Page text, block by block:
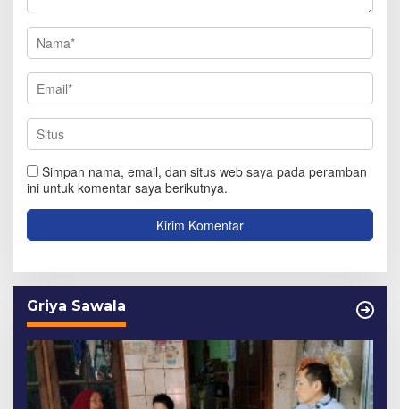
Simpan nama, email, dan situs web saya pada peramban
ini untuk komentar saya berikutnya.
Griya Sawala